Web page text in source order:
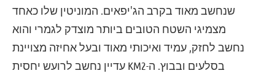
שנחשב מאוד בקרב הג'יפאים. המוניטין שלו כאחד
מצמיגי השטח הטובים ביותר מוצדק לגמרי והוא
נחשב לחזק, עמיד ואיכותי מאוד ובעל אחיזה מצויינת
בסלעים ובבוץ. ה-KM2 עדיין נחשב לרועש יחסית